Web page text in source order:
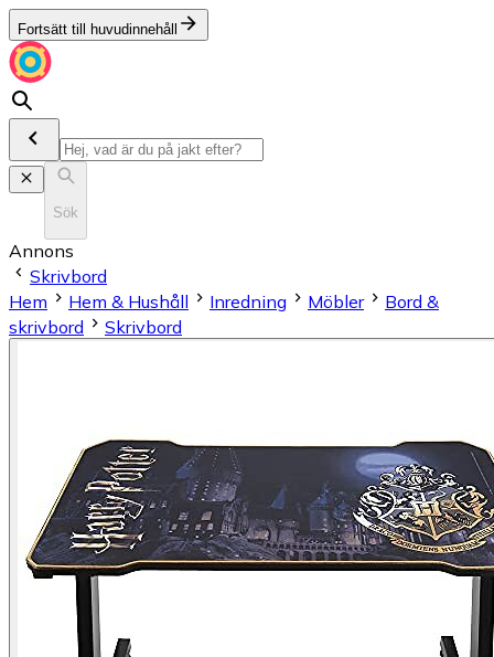
Fortsätt till huvudinnehåll
Sök
Annons
Skrivbord
Hem
Hem & Hushåll Inredning Möbler
Bord &
skrivbord
Skrivbord